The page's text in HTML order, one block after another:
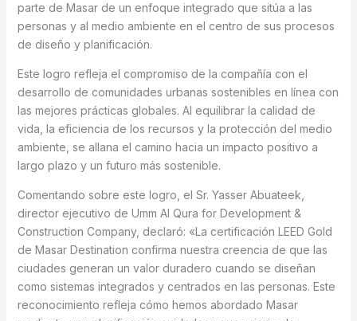
parte de Masar de un enfoque integrado que sitúa a las
personas y al medio ambiente en el centro de sus procesos
de diseño y planificación.
Este logro refleja el compromiso de la compañía con el
desarrollo de comunidades urbanas sostenibles en línea con
las mejores prácticas globales. Al equilibrar la calidad de
vida, la eficiencia de los recursos y la protección del medio
ambiente, se allana el camino hacia un impacto positivo a
largo plazo y un futuro más sostenible.
Comentando sobre este logro, el Sr. Yasser Abuateek,
director ejecutivo de Umm Al Qura for Development &
Construction Company, declaró: «La certificación LEED Gold
de Masar Destination confirma nuestra creencia de que las
ciudades generan un valor duradero cuando se diseñan
como sistemas integrados y centrados en las personas. Este
reconocimiento refleja cómo hemos abordado Masar